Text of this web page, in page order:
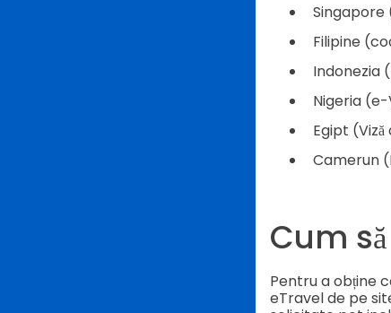
Singapore
Filipine
Indonezia
Nigeria (e-
Egipt
Camerun
Cum
Pentru a obține
eTravel de pe